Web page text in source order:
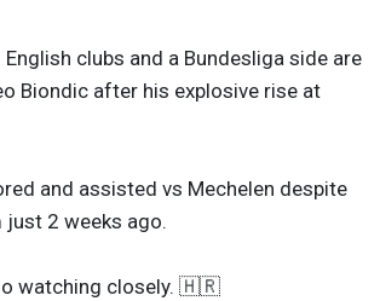
English clubs and a Bundesliga side are
Biondic after his explosive rise at
and assisted vs Mechelen despite
just 2 weeks ago.
watching closely. 🇭🇷